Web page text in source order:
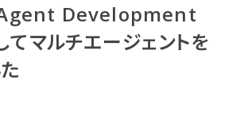
Development
マルチエージェントを​